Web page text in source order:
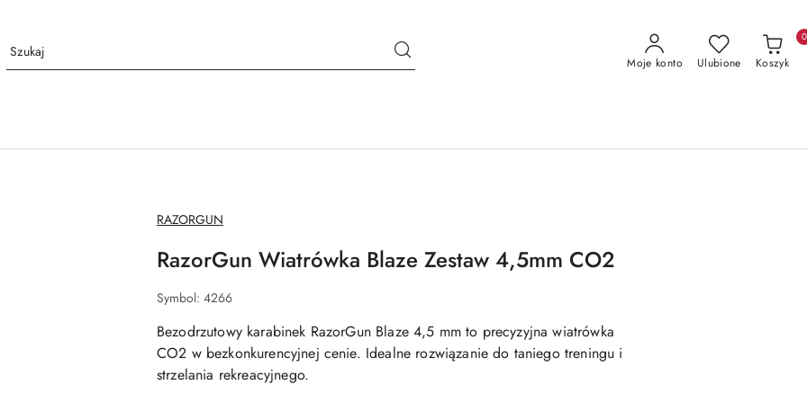
Moje konto Ulubione Koszyk
0
NAZWA
PRODUCENTA:
RAZORGUN
RazorGun Wiatrówka Blaze Zestaw 4,5mm CO2
Symbol: 4266
Bezodrzutowy karabinek RazorGun Blaze 4,5 mm to precyzyjna wiatrówka
CO2 w bezkonkurencyjnej cenie. Idealne rozwiązanie do taniego treningu i
strzelania rekreacyjnego.